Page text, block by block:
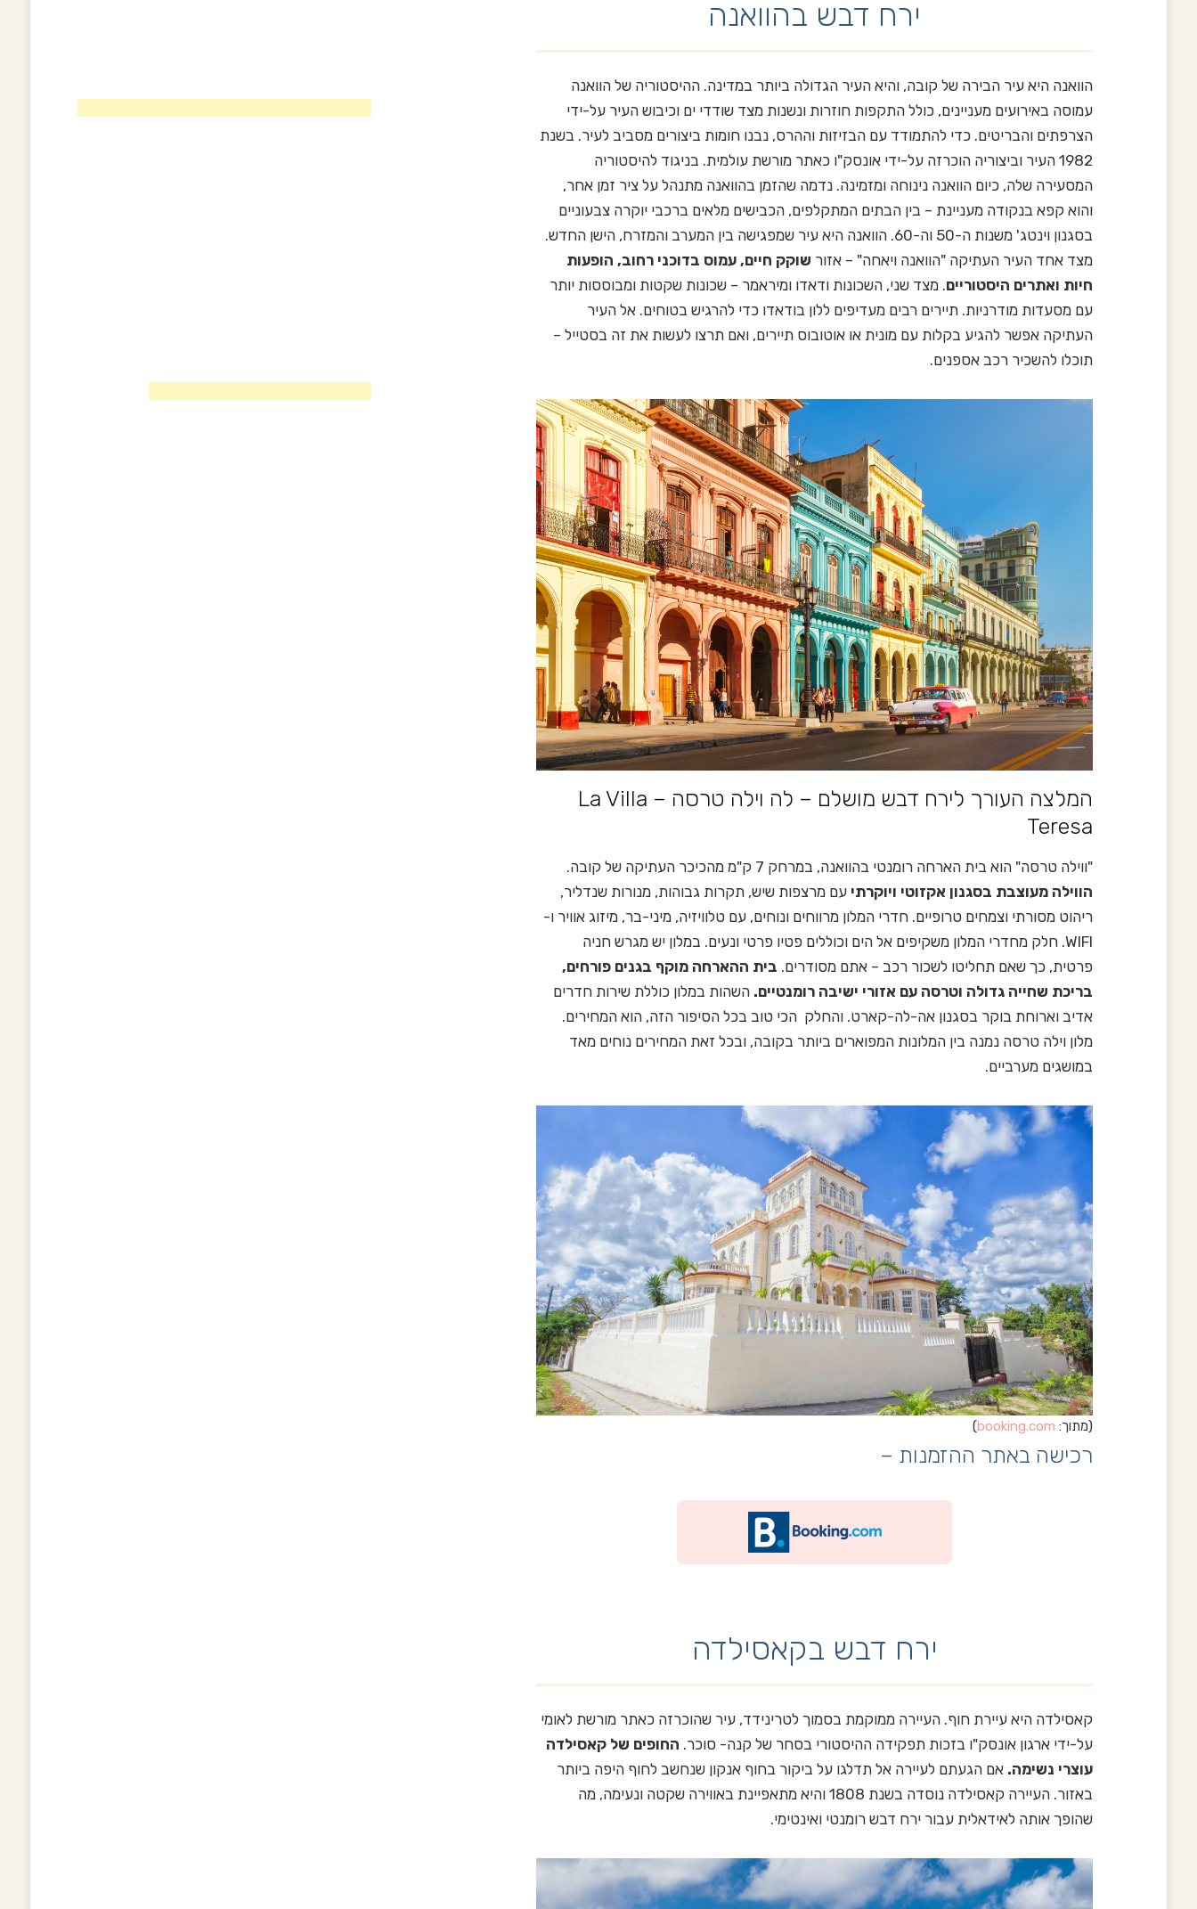
ירח דבש בהוואנה
הוואנה היא עיר הבירה של קובה, והיא העיר הגדולה ביותר במדינה. ההיסטוריה של הוואנה
עמוסה באירועים מעניינים, כולל התקפות חוזרות ונשנות מצד שודדי ים וכיבוש העיר על-ידי
הצרפתים והבריטים. כדי להתמודד עם הבזיזות וההרס, נבנו חומות ביצורים מסביב לעיר. בשנת
1982 העיר וביצוריה הוכרזה על-ידי אונסק"ו כאתר מורשת עולמית. בניגוד להיסטוריה
המסעירה שלה, כיום הוואנה נינוחה ומזמינה. נדמה שהזמן בהוואנה מתנהל על ציר זמן אחר,
והוא קפא בנקודה מעניינת – בין הבתים המתקלפים, הכבישים מלאים ברכבי יוקרה צבעוניים
בסגנון וינטג' משנות ה-50 וה-60. הוואנה היא עיר שמפגישה בין המערב והמזרח, הישן החדש.
מצד אחד העיר העתיקה "הוואנה ויאחה" – אזור שוקק חיים, עמוס בדוכני רחוב, הופעות
חיות ואתרים היסטוריים. מצד שני, השכונות ודאדו ומיראמר – שכונות שקטות ומבוססות יותר
עם מסעדות מודרניות. תיירים רבים מעדיפים ללון בודאדו כדי להרגיש בטוחים. אל העיר
העתיקה אפשר להגיע בקלות עם מונית או אוטובוס תיירים, ואם תרצו לעשות את זה בסטייל –
תוכלו להשכיר רכב אספנים.
המלצה העורך לירח דבש מושלם – לה וילה טרסה – ‪La Villa
Teresa‬
"ווילה טרסה" הוא בית הארחה רומנטי בהוואנה, במרחק 7 ק"מ מהכיכר העתיקה של קובה.
הווילה מעוצבת בסגנון אקזוטי ויוקרתי עם מרצפות שיש, תקרות גבוהות, מנורות שנדליר,
ריהוט מסורתי וצמחים טרופיים. חדרי המלון מרווחים ונוחים, עם טלוויזיה, מיני-בר, מיזוג אוויר ו-
WIFI. חלק מחדרי המלון משקיפים אל הים וכוללים פטיו פרטי ונעים. במלון יש מגרש חניה
פרטית, כך שאם תחליטו לשכור רכב – אתם מסודרים. בית ההארחה מוקף בגנים פורחים,
בריכת שחייה גדולה וטרסה עם אזורי ישיבה רומנטיים. השהות במלון כוללת שירות חדרים
אדיב וארוחת בוקר בסגנון אה-לה-קארט. והחלק הכי טוב בכל הסיפור הזה, הוא המחירים.
מלון וילה טרסה נמנה בין המלונות המפוארים ביותר בקובה, ובכל זאת המחירים נוחים מאד
במושגים מערביים.
(מתוך: booking.com
)
רכישה באתר ההזמנות –
ירח דבש בקאסילדה
קאסילדה היא עיירת חוף. העיירה ממוקמת בסמוך לטרינידד, עיר שהוכרזה כאתר מורשת לאומי
על-ידי ארגון אונסק"ו בזכות תפקידה ההיסטורי בסחר של קנה- סוכר. החופים של קאסילדה
עוצרי נשימה. אם הגעתם לעיירה אל תדלגו על ביקור בחוף אנקון שנחשב לחוף היפה ביותר
באזור. העיירה קאסילדה נוסדה בשנת 1808 והיא מתאפיינת באווירה שקטה ונעימה, מה
שהופך אותה לאידאלית עבור ירח דבש רומנטי ואינטימי.